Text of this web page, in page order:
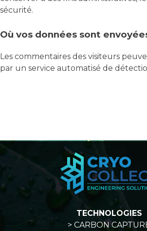
sécurité.
Où vos données sont
Les commentaires des visiteurs
par un service automatisé de
TECHNOLOGIES
> CARBON